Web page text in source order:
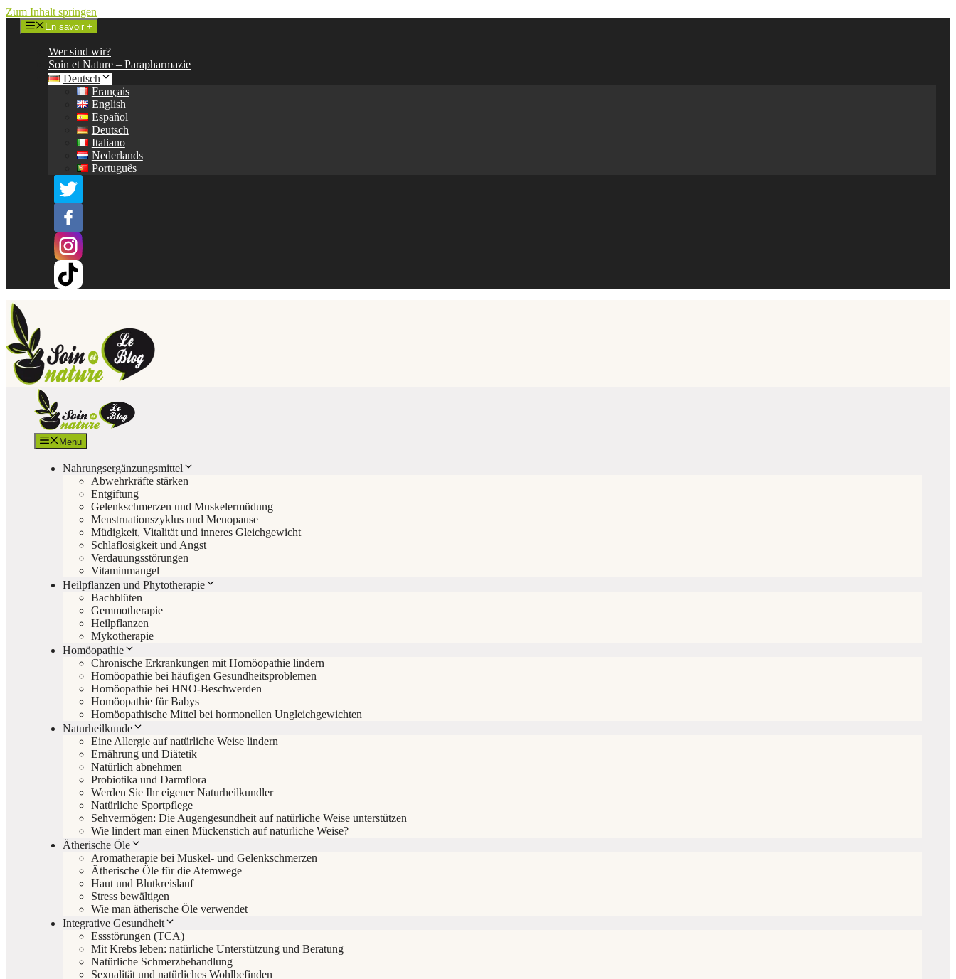
Zum Inhalt springen
En savoir +
Wer sind wir?
Soin et Nature – Parapharmazie
Deutsch
Français
English
Español
Deutsch
Italiano
Nederlands
Português
Menu
Nahrungsergänzungsmittel
Abwehrkräfte stärken
Entgiftung
Gelenkschmerzen und Muskelermüdung
Menstruationszyklus und Menopause
Müdigkeit, Vitalität und inneres Gleichgewicht
Schlaflosigkeit und Angst
Verdauungsstörungen
Vitaminmangel
Heilpflanzen und Phytotherapie
Bachblüten
Gemmotherapie
Heilpflanzen
Mykotherapie
Homöopathie
Chronische Erkrankungen mit Homöopathie lindern
Homöopathie bei häufigen Gesundheitsproblemen
Homöopathie bei HNO-Beschwerden
Homöopathie für Babys
Homöopathische Mittel bei hormonellen Ungleichgewichten
Naturheilkunde
Eine Allergie auf natürliche Weise lindern
Ernährung und Diätetik
Natürlich abnehmen
Probiotika und Darmflora
Werden Sie Ihr eigener Naturheilkundler
Natürliche Sportpflege
Sehvermögen: Die Augengesundheit auf natürliche Weise unterstützen
Wie lindert man einen Mückenstich auf natürliche Weise?
Ätherische Öle
Aromatherapie bei Muskel- und Gelenkschmerzen
Ätherische Öle für die Atemwege
Haut und Blutkreislauf
Stress bewältigen
Wie man ätherische Öle verwendet
Integrative Gesundheit
Essstörungen (TCA)
Mit Krebs leben: natürliche Unterstützung und Beratung
Natürliche Schmerzbehandlung
Sexualität und natürliches Wohlbefinden